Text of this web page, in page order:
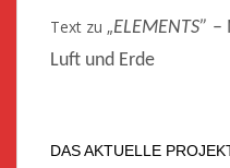
Text zu „ELEMENTS” –
Luft und Erde
DAS AKTUELLE